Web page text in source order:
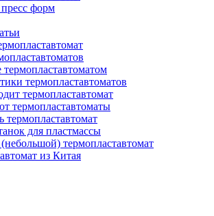
форм
термопластавтоматов
термопластавтомат
термопластавтоматы
термопластавтомат
для пластмассы
термопластавтомат
из Китая